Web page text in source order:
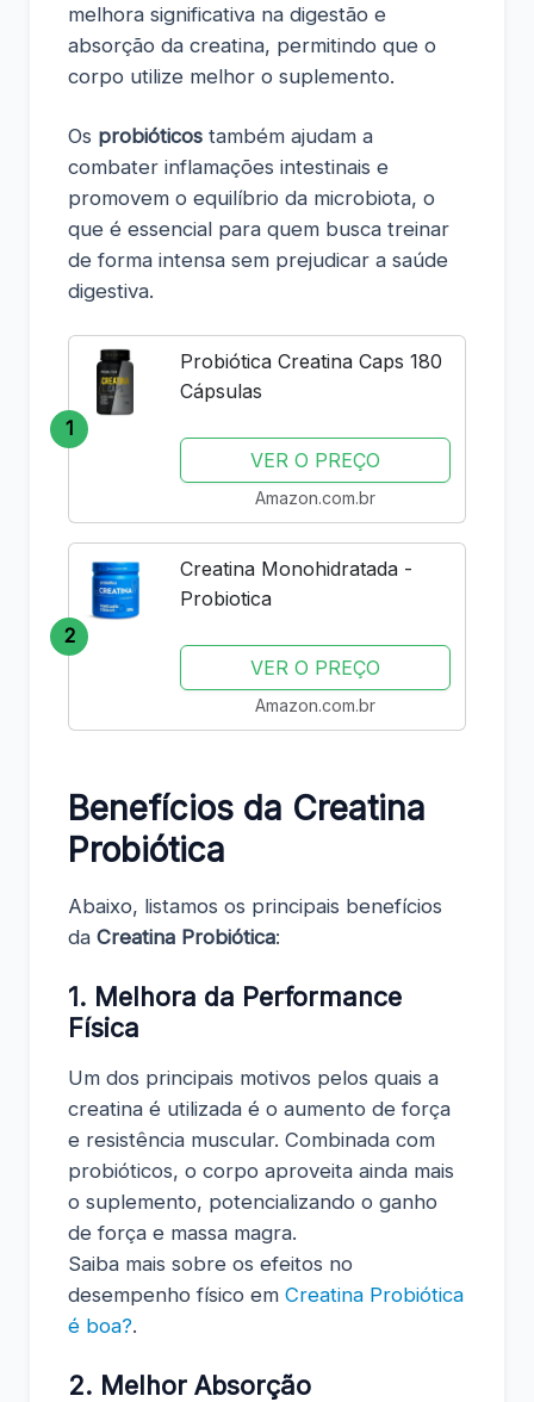
melhora significativa na digestão e
absorção da creatina, permitindo que o
corpo utilize melhor o suplemento.
Os probióticos também ajudam a
combater inflamações intestinais e
promovem o equilíbrio da microbiota, o
que é essencial para quem busca treinar
de forma intensa sem prejudicar a saúde
digestiva.
1
Probiótica Creatina Caps 180
Cápsulas
VER O PREÇO
Amazon.com.br
2
Creatina Monohidratada -
Probiotica
VER O PREÇO
Amazon.com.br
Benefícios da Creatina
Probiótica
Abaixo, listamos os principais benefícios
da Creatina Probiótica:
1. Melhora da Performance
Física
Um dos principais motivos pelos quais a
creatina é utilizada é o aumento de força
e resistência muscular. Combinada com
probióticos, o corpo aproveita ainda mais
o suplemento, potencializando o ganho
de força e massa magra.
Saiba mais sobre os efeitos no
desempenho físico em Creatina Probiótica
é boa?.
2. Melhor Absorção